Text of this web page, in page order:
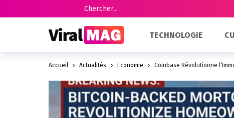
TECHNOLOGIE
Accueil Actualités Économie Coinbase Révolutionne